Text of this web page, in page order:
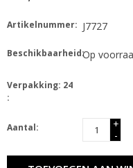
Artikelnummer: J7727
Beschikbaarheid:Op
Verpakking: 24
:
Aantal:
+
-